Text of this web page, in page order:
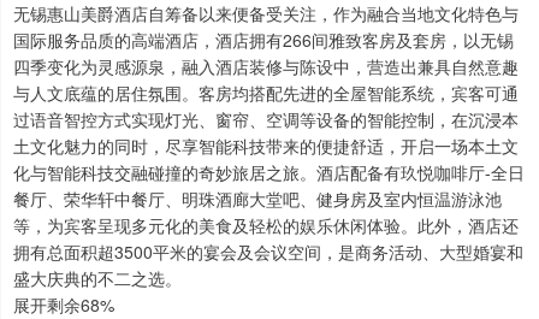
无锡惠山美爵酒店自筹备以来便备受关注，作为融合当地文化特色与
国际服务品质的高端酒店，酒店拥有266间雅致客房及套房，以无锡
四季变化为灵感源泉，融入酒店装修与陈设中，营造出兼具自然意趣
与人文底蕴的居住氛围。客房均搭配先进的全屋智能系统，宾客可通
过语音智控方式实现灯光、窗帘、空调等设备的智能控制，在沉浸本
土文化魅力的同时，尽享智能科技带来的便捷舒适，开启一场本土文
化与智能科技交融碰撞的奇妙旅居之旅。酒店配备有玖悦咖啡厅-全日
餐厅、荣华轩中餐厅、明珠酒廊大堂吧、健身房及室内恒温游泳池
等，为宾客呈现多元化的美食及轻松的娱乐休闲体验。此外，酒店还
拥有总面积超3500平米的宴会及会议空间，是商务活动、大型婚宴和
盛大庆典的不二之选。
展开剩余68%